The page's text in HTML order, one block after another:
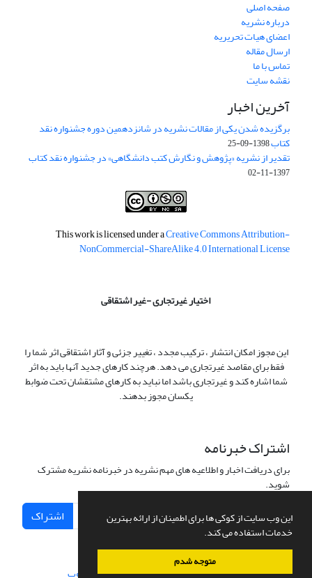
این وب سایت از کوکی ها برای اطمینان از ارائه بهترین
خدمات استفاده می کند.
متوجه شدم
صفحه اصلی
درباره نشریه
اعضای هیات تحریریه
ارسال مقاله
تماس با ما
نقشه سایت
آخرین اخبار
برگزیده شدن یکی از مقالات نشریه در شانزدهمین دوره جشنواره نقد
کتاب1398-09-25
تقدیر از نشریه «پژوهش و نگارش کتب دانشگاهی» در جشنواره نقد کتاب
1397-11-02
This work is licensed under aCreative Commons Attribution-
NonCommercial-ShareAlike 4.0 International License
اختیار غیرتجاری -غیر اشتقاقی
این مجوز امکان انتشار ، ترکیب مجدد ، تغییر جزئی و آثار اشتقاقی اثر شما را
فقط برای مقاصد غیرتجاری می دهد. هرچند کارهای جدید آنها باید به اثر
شما اشاره کند و غیرتجاری باشد اما نباید به کارهای مشتقشان تحت ضوابط
یکسان مجوز بدهند.
اشتراک خبرنامه
برای دریافت اخبار و اطلاعیه های مهم نشریه در خبرنامه نشریه مشترک
شوید.
اشتراک
سامانه مدیریت نشریات علمی.طراحی و پیاده سازی از سیناوب